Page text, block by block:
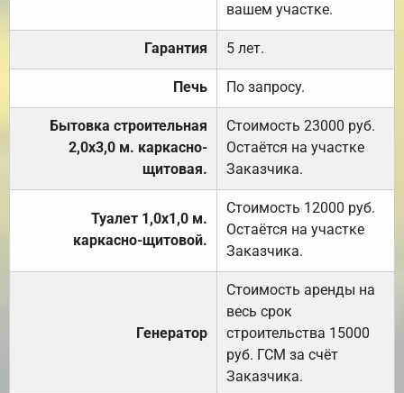
вашем участке.
Гарантия 5 лет.
Печь По запросу.
Бытовка строительная
2,0х3,0 м. каркасно-
щитовая.
Стоимость 23000 руб.
Остаётся на участке
Заказчика.
Туалет 1,0х1,0 м.
каркасно-щитовой.
Стоимость 12000 руб.
Остаётся на участке
Заказчика.
Генератор
Стоимость аренды на
весь срок
строительства 15000
руб. ГСМ за счёт
Заказчика.